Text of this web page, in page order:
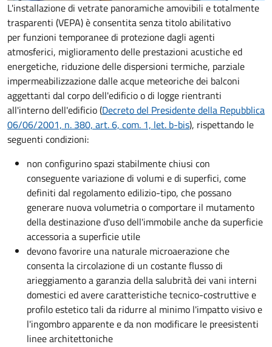
L'installazione di vetrate panoramiche amovibili e totalmente
trasparenti (VEPA) è consentita senza titolo abilitativo
perfunzioni temporanee di protezione dagli agenti
atmosferici, miglioramento delle prestazioni acustiche ed
energetiche, riduzione delle dispersioni termiche, parziale
impermeabilizzazione dalle acque meteoriche dei balconi
aggettanti dal corpo dell'edificio o di logge rientranti
all'interno dell'edificio (Decreto del Presidente della Repubblica
06/06/2001, n. 380, art. 6, com. 1, let. b-bis), rispettando le
seguenti condizioni:
non configurino spazi stabilmente chiusi con
conseguente variazione di volumi e di superfici, come
definiti dal regolamento edilizio-tipo, che possano
generare nuova volumetria o comportare il mutamento
della destinazione d'uso dell'immobile anche da superficie
accessoria a superficie utile
devono favorire una naturale microaerazione che
consenta la circolazione di un costante flusso di
arieggiamento a garanzia della salubrità dei vani interni
domestici ed avere caratteristiche tecnico-costruttive e
profilo estetico tali da ridurre al minimo l'impatto visivo e
l'ingombro apparente e da non modificare le preesistenti
linee architettoniche